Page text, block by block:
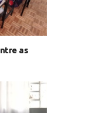
as